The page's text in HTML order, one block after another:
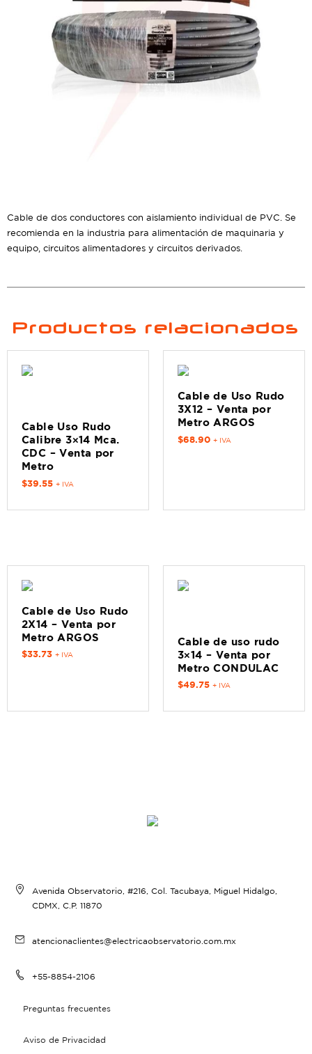
Cable de dos conductores con aislamiento individual de PVC. Se
recomienda en la industria para alimentación de maquinaria y
equipo, circuitos alimentadores y circuitos derivados.
Productos relacionados
Cable Uso Rudo
Calibre 3×14 Mca.
CDC – Venta por
Metro
$39.55 + IVA
Cable de Uso Rudo
3X12 – Venta por
Metro ARGOS
$68.90 + IVA
Cable de Uso Rudo
2X14 – Venta por
Metro ARGOS
$33.73 + IVA
Cable de uso rudo
3×14 – Venta por
Metro CONDULAC
$49.75 + IVA
Avenida Observatorio, #216, Col. Tacubaya, Miguel Hidalgo,
CDMX, C.P. 11870
atencionaclientes@electricaobservatorio.com.mx
+55-8854-2106
Preguntas frecuentes
Aviso de Privacidad